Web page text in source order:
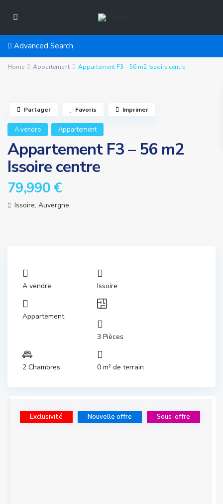
Advanced Search
Home Appartement Appartement F3 – 56 m2 Issoire centre
A vendre Appartement
Appartement F3 – 56 m2
Issoire centre
79,990 €
Issoire, Auvergne
Partager Favoris Imprimer
A vendre Issoire
Appartement
3 Pièces
2 Chambres 0 m² de terrain
Exclusivité Nouvelle offre Sous-offre